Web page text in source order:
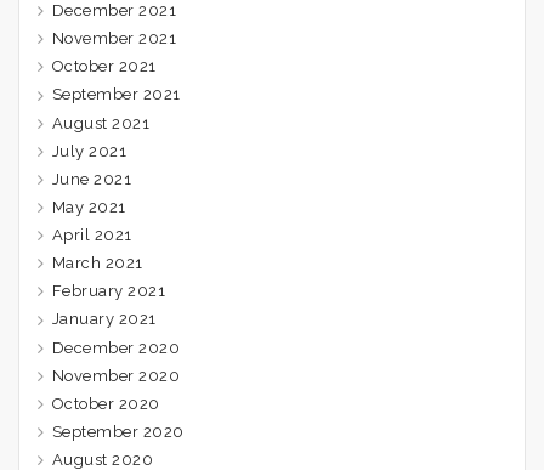
December 2021
November 2021
October 2021
September 2021
August 2021
July 2021
June 2021
May 2021
April 2021
March 2021
February 2021
January 2021
December 2020
November 2020
October 2020
September 2020
August 2020